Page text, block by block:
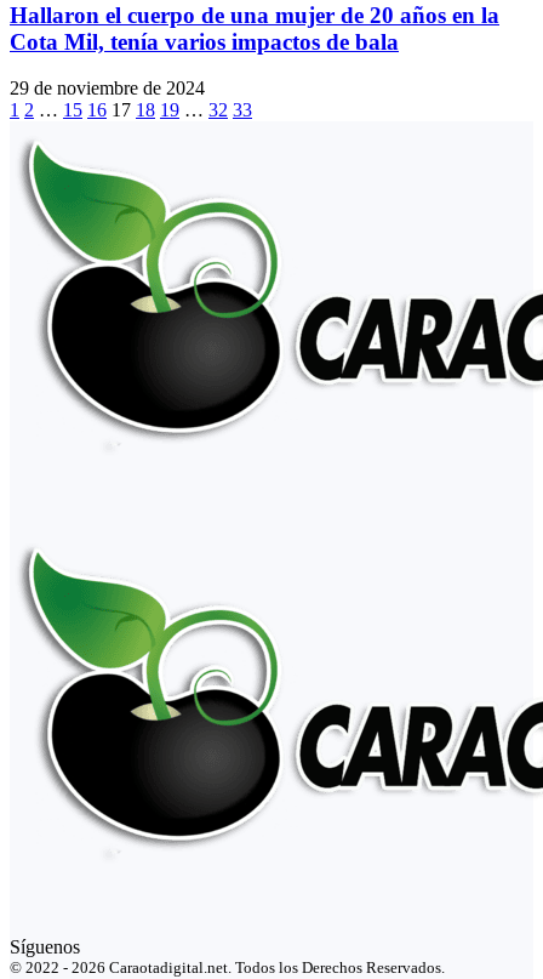
Hallaron el cuerpo de una mujer de 20 años en la
Cota Mil, tenía varios impactos de bala
29 de noviembre de 2024
1 2 … 15 16 17 18 19 … 32 33
Síguenos
© 2022 - 2026 Caraotadigital.net. Todos los Derechos Reservados.